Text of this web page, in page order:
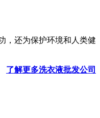
，还为保护环境和人类健
了解更多洗衣液批发公司